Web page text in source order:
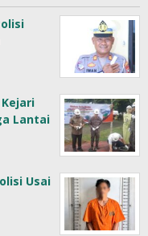
Lantai
Usai